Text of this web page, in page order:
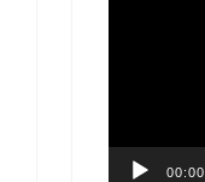
ヤ
00:00